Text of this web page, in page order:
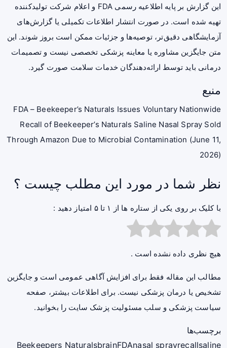
این گزارش بر پایه اطلاعیه رسمی FDA و اعلام شرکت تولیدکننده
تهیه شده است. در صورت انتشار اطلاعات تکمیلی یا گزارش‌های
آزمایشگاهی دقیق‌تر، توصیه‌ها و جزئیات ممکن است بروز شوند. این
متن جایگزین مشاوره یا معاینه پزشکی تخصصی نیست و تصمیمات
درمانی باید توسط ارائه‌دهندگان خدمات سلامت صورت گیرد.
منبع
FDA – Beekeeper’s Naturals Issues Voluntary Nationwide
Recall of Beekeeper’s Naturals Saline Nasal Spray Sold
Through Amazon Due to Microbial Contamination (June 11,
2026)
نظر شما در مورد این مطلب چیست ؟
با کلیک بر روی یکی از ستاره ها از ۱ تا ۵ امتیاز دهید :
هیچ نظری داده نشده است .
مطالب این مقاله فقط برای افزایش آگاهی عمومی است و جایگزین
تشخیص یا درمان پزشکی نیست. برای اطلاعات بیشتر، صفحه
سیاست پزشکی و سلب مسئولیت پزشک سایت را بخوانید.
برچسب‌ها
Beekeepers NaturalsbrainFDAnasal sprayrecallsaline